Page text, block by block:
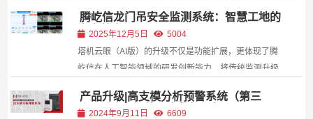
腾屹信龙门吊安全监测系统：智慧工地的
安全革命
2025年12月5日
5004
塔机云眼（AI版）的升级不仅是功能扩展，更体现了腾
屹信在人工智能领域的研发创新能力。将传统监测升级
低人为失误风险，提升作业安全性。
产品升级|高支模分析预警系统（第三
代）融合AI智能和大数据分析
2024年9月11日
6609